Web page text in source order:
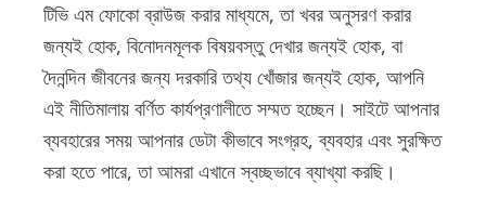
টিভি এম ফোকো ব্রাউজ করার মাধ্যমে, তা খবর অনুসরণ করার
জন্যই হোক, বিনোদনমূলক বিষয়বস্তু দেখার জন্যই হোক, বা
দৈনন্দিন জীবনের জন্য দরকারি তথ্য খোঁজার জন্যই হোক, আপনি
এই নীতিমালায় বর্ণিত কার্যপ্রণালীতে সম্মত হচ্ছেন। সাইটে আপনার
ব্যবহারের সময় আপনার ডেটা কীভাবে সংগ্রহ, ব্যবহার এবং সুরক্ষিত
করা হতে পারে, তা আমরা এখানে স্বচ্ছভাবে ব্যাখ্যা করছি।